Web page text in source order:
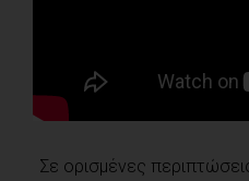
Σε ορισμένες